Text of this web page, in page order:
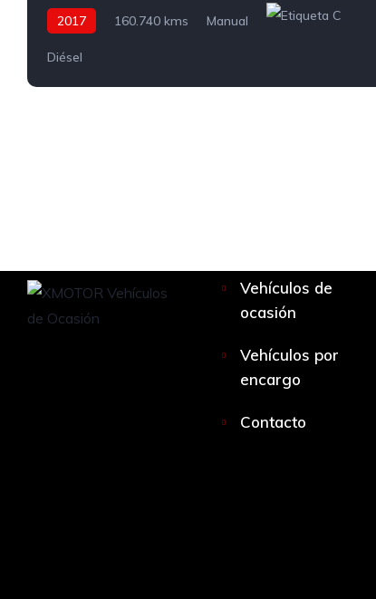
2017 160.740 kms Manual
Diésel
Vehículos de
ocasión
Vehículos por
encargo
Contacto